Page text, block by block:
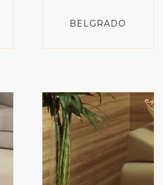
BELGRADO